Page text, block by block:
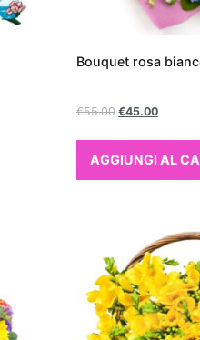
Bouquet rosa
€55.00 €45.00
AGGIUNGI AL
anche a migliorare la qualità dell
purificanti sono note per la loro
ossigeno. Tra le più efficaci
piante che purificano l'aria
come "lingua di suocera", e il
entrambe facili da curare e
Quando si parla di migliorare la
appartamento, alcune piante da
di filtrare le sostanze inquinanti
efficaci, troviamo laSansevieria,